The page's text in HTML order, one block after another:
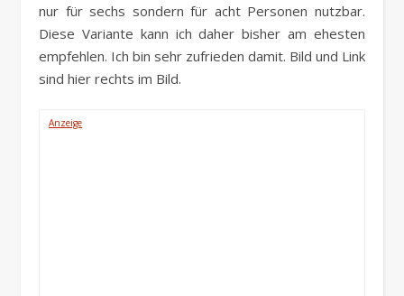
nur für sechs sondern für acht Personen nutzbar.
Diese Variante kann ich daher bisher am ehesten
empfehlen. Ich bin sehr zufrieden damit. Bild und Link
sind hier rechts im Bild.